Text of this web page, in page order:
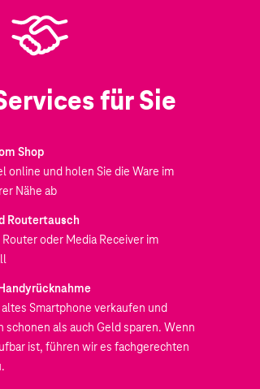
für Sie
Shop
online und holen Sie die Ware im
Nähe ab
Routertausch
oder Media Receiver im
Smartphone verkaufen und
schonen als auch Geld sparen. Wenn
ist, führen wir es fachgerechten